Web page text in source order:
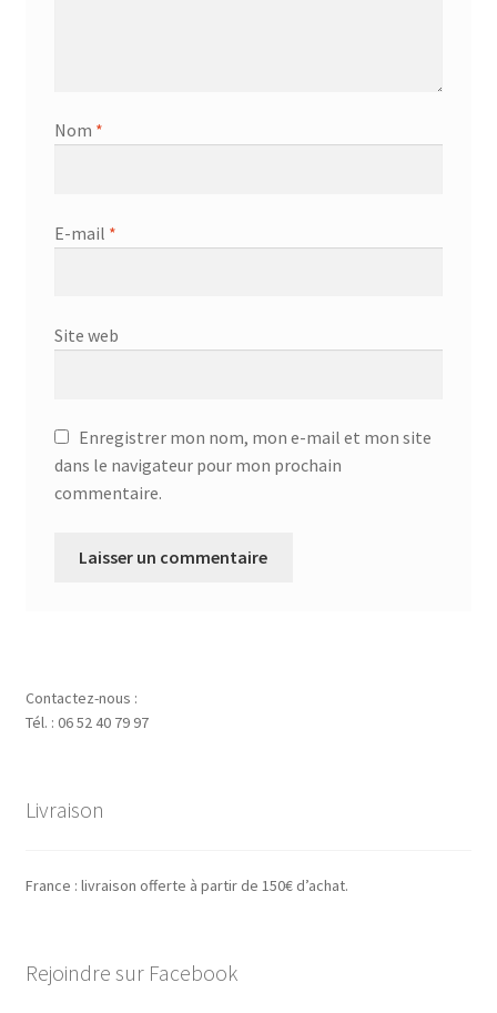
Nom *
E-mail *
Site web
Enregistrer mon nom, mon e-mail et mon site
dans le navigateur pour mon prochain
commentaire.
Contactez-nous :
Tél. : 06 52 40 79 97
Livraison
France : livraison offerte à partir de 150€ d’achat.
Rejoindre sur Facebook